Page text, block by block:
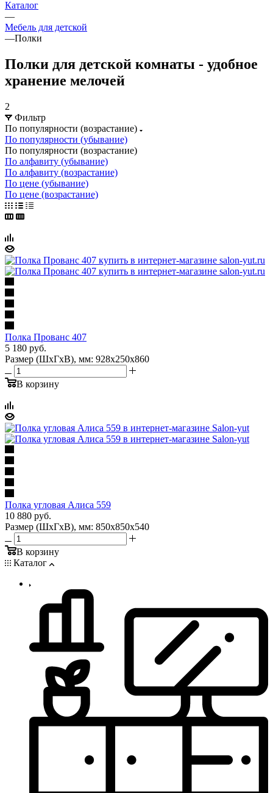
Каталог
—
Мебель для детской
—Полки
Полки для детской комнаты - удобное
хранение мелочей
2
Фильтр
По популярности (возрастание)
По популярности (убывание)
По популярности (возрастание)
По алфавиту (убывание)
По алфавиту (возрастание)
По цене (убывание)
По цене (возрастание)
Полка Прованс 407
5 180 руб.
Размер (ШхГхВ), мм: 928х250х860
В корзину
Полка угловая Алиса 559
10 880 руб.
Размер (ШхГхВ), мм: 850х850х540
В корзину
Каталог